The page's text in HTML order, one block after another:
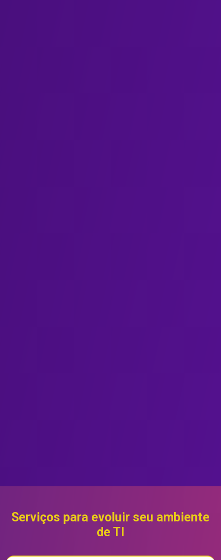
Serviços para evoluir seu ambiente
de TI